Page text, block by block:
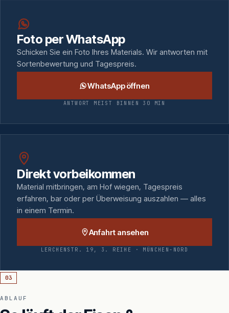
Foto per WhatsApp
Schicken Sie ein Foto Ihres Materials. Wir antworten mit
Sortenbewertung und Tagespreis.
WhatsApp öffnen
ANTWORT MEIST BINNEN 30 MIN
Direkt vorbeikommen
Material mitbringen, am Hof wiegen, Tagespreis
erfahren, bar oder per Überweisung auszahlen — alles
in einem Termin.
Anfahrt ansehen
LERCHENSTR. 19, 3. REIHE · MÜNCHEN-NORD
03
ABLAUF